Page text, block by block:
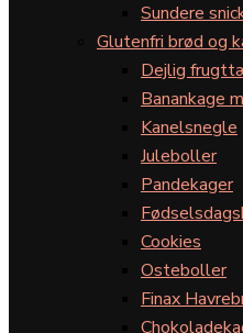
Sundere
Glutenfri brød og
Dejlig
Banankage
Kanelsnegle
Juleboller
Pandekager
Cookies
Osteboller
Finax